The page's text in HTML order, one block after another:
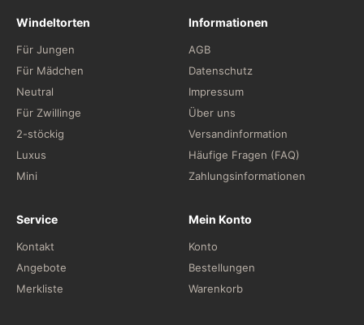
Windeltorten
Für Jungen
Für Mädchen
Neutral
Für Zwillinge
2-stöckig
Luxus
Mini
Informationen
AGB
Datenschutz
Impressum
Über uns
Versandinformation
Häufige Fragen (FAQ)
Zahlungsinformationen
Service
Kontakt
Angebote
Merkliste
Mein Konto
Konto
Bestellungen
Warenkorb